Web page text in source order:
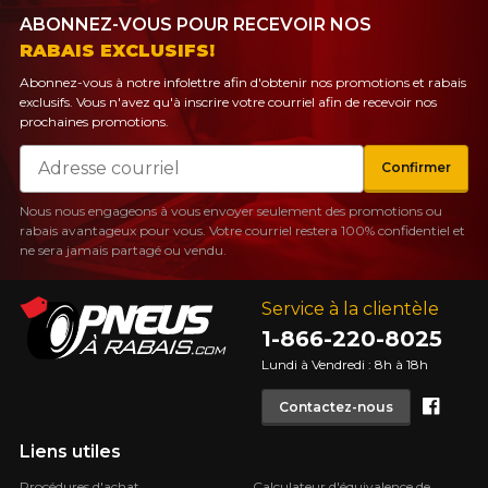
Service à la clientèle
1-866-220-8025
Lundi à Vendredi : 8h à 18h
Contactez-nous
Liens utiles
ABONNEZ-VOUS POUR RECEVOIR NOS
RABAIS EXCLUSIFS!
Abonnez-vous à notre infolettre afin d'obtenir nos promotions et rabais
exclusifs. Vous n'avez qu'à inscrire votre courriel afin de recevoir nos
prochaines promotions.
Courriel
Confirmer
Nous nous engageons à vous envoyer seulement des promotions ou
rabais avantageux pour vous. Votre courriel restera 100% confidentiel et
ne sera jamais partagé ou vendu.